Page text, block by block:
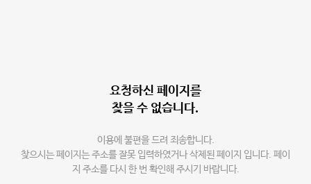
요청하신 페이지를
찾을 수 없습니다.
이용에 불편을 드려 죄송합니다.
찾으시는 페이지는 주소를 잘못 입력하였거나 삭제된 페이지 입니다. 페이
지 주소를 다시 한 번 확인해 주시기 바랍니다.